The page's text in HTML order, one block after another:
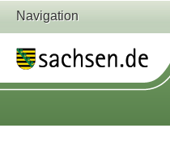
Navigation